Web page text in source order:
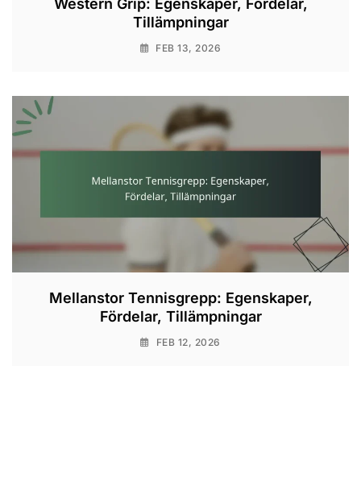
Tillämpningar
FEB 13, 2026
Mellanstor Tennisgrepp: Egenskaper,
Fördelar, Tillämpningar
FEB 12, 2026